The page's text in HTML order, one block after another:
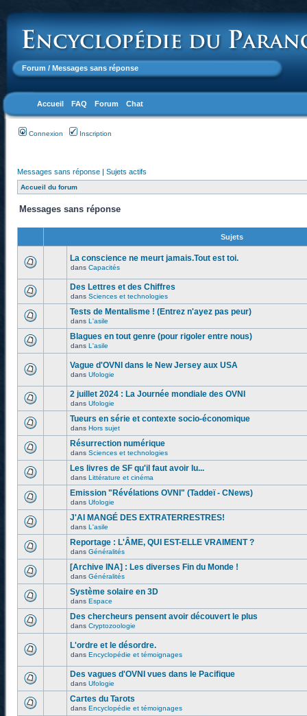
Forum / Messages sans réponse
Accueil FAQ Forum Chat
Connexion Inscription
Messages sans réponse | Sujets actifs
Accueil du forum
Messages sans réponse
Sujets
La conscience ne meurt jamais.Tout est toi.
dans Capacités
Des Lettres et des Chiffres
dans Sciences et technologies
Tests de Mentalisme ! (Entrez n'ayez pas peur)
dans L'asile
Blagues en tout genre (pour rigoler entre nous)
dans L'asile
Vague d'OVNI dans le New Jersey aux USA
dans Ufologie
2 juillet 2024 : La Journée mondiale des OVNI
dans Ufologie
Tueurs en série et contexte socio-économique
dans Hors sujet
Résurrection numérique
dans Sciences et technologies
Les livres de SF qu'il faut avoir lu...
dans Littérature et cinéma
Emission "Révélations OVNI" (Taddeï - CNews)
dans Ufologie
J'AI MANGÉ DES EXTRATERRESTRES!
dans L'asile
Reportage : L'ÂME, QUI EST-ELLE VRAIMENT ?
dans Généralités
[Archive INA] : Les diverses Fin du Monde !
dans Généralités
Système solaire en 3D
dans Espace
Des chercheurs pensent avoir découvert le plus
dans Cryptozoologie
L'ordre et le désordre.
dans Encyclopédie et témoignages
Des vagues d'OVNI vues dans le Pacifique
dans Ufologie
Cartes du Tarots
dans Encyclopédie et témoignages